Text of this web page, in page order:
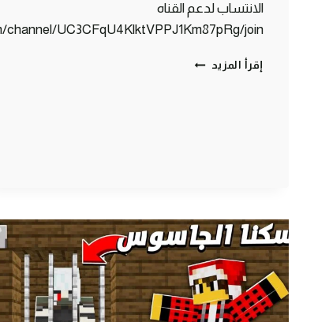
الانتساب لدعم القناه
UC3CFqU4KlktVPPJ1Km87pRg/join
إقرأ المزيد السيرفر